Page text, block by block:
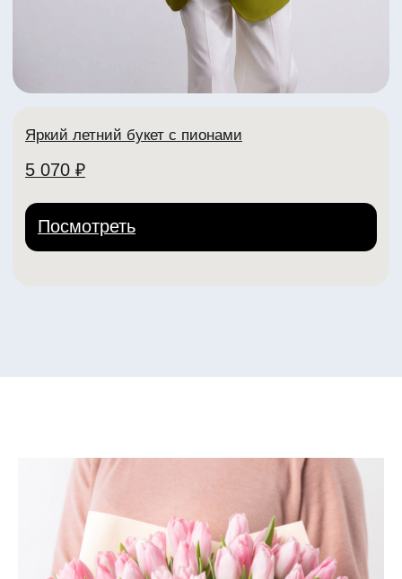
Политика конфиденциальности